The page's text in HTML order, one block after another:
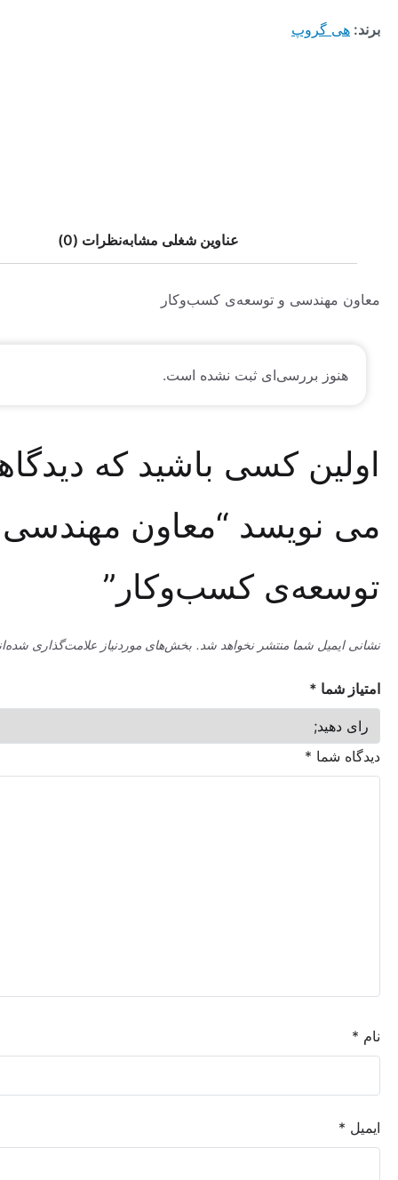
گروپ
عناوین شغلی مشابهنظرات (0)
و توسعه‌ی کسب‌وکار
بررسی‌ای ثبت نشده است.
کسی باشید که دیدگاهی
“معاون مهندسی و
کسب‌وکار”
شما منتشر نخواهد شد. بخش‌های موردنیاز علامت‌گذاری شده‌اند*
*
*